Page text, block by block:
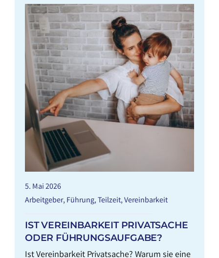
5. Mai 2026
Arbeitgeber, Führung,Teilzeit,Vereinbarkeit
IST VEREINBARKEIT PRIVATSACHE
ODER FÜHRUNGSAUFGABE?
Ist Vereinbarkeit Privatsache? Warum sie eine